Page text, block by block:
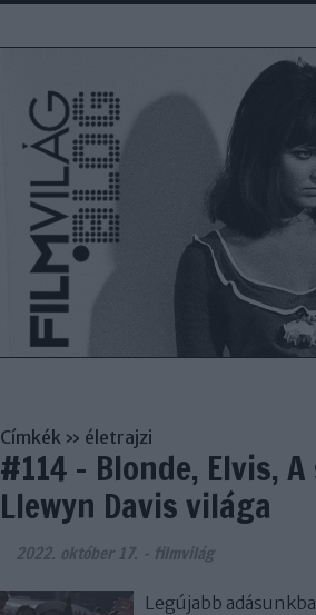
Címkék » életrajzi
#114 - Blonde, Elvis,
Llewyn Davis világa
2022. október 17. - filmvilág
Legújabb